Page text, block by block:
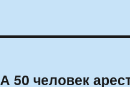
50 человек